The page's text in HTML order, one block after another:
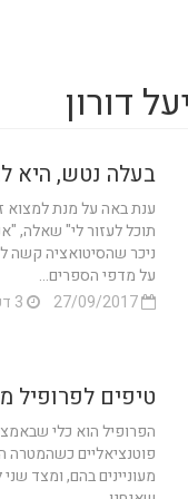
דורון
בעלה נטש, היא
ענת באה על מנת למצוא
תוכל לעזור לי" שאלה,
ניכר שהסיטואציה קשה
על מדפי הספרים...
27/09/2017
טיפים לפרופיל
הפרופיל הוא כלי
פוטנציאליים כשהמטרה
מעוניינים בהם, ומצד